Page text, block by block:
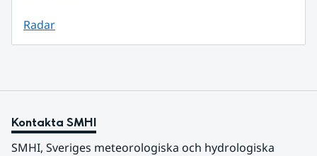
Radar
Kontakta SMHI
SMHI, Sveriges meteorologiska och hydrologiska